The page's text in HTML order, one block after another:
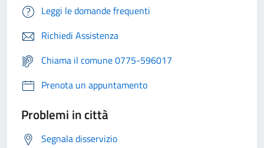
Leggi le domande frequenti
Richiedi Assistenza
Chiama il comune 0775-596017
Prenota un appuntamento
Problemi in città
Segnala disservizio